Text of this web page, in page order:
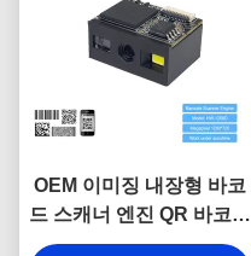
OEM 이미징 내장형 바코
드 스캐너 엔진 QR 바코드
스캔 엔진 눈부심 방지